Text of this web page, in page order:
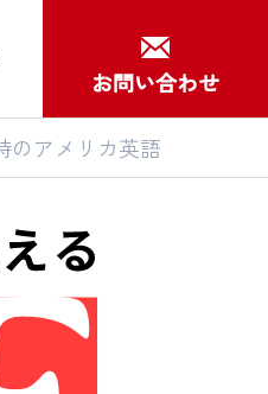
お問い合わせ
アメリカ英語